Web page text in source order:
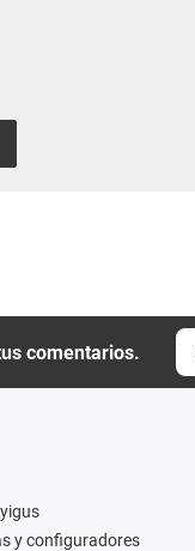
comentarios.
y configuradores